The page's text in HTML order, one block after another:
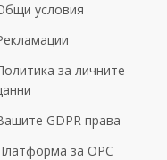
условия
за личните
GDPR права
за OPC